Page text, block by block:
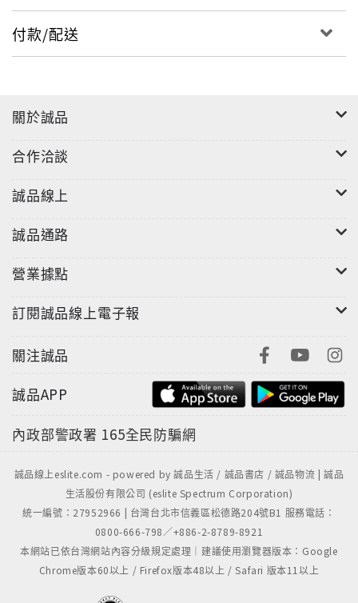
編者的話:
騎重機一直是我的個人嗜好與消遣。前陣子剛好在朋友
集中在 1980～1990 年代的日系仿賽車款：250c.c. 的二
1000c.c. 的大排氣量仿賽。這些純日製重機最輝煌時期
的作品，卻正好落在1982～2002 年間國內禁止進口的
年代，無法透過正常管道擁有它們，遂成了那個世代摩
托車迷心中共同的遺憾。
想像，才在時間的推移下，被賦予了新的任務。站在護
衣、熟練地踩發引擎，隨著綠燈亮起魚貫而出。二行程
屬於那個年代的氣味。那一刻，奔馳的不只是機械本
以及年少時對摩托車毫無保留的熱情。
TopGear Taiwan極速誌
數十年來，BBC TopGear一直是全球汽車雜誌的頂尖品
牌與權威指標，與英國TopGear雜誌同步的特別報導與
專題試車，使台灣版《TopGear Taiwan 極速誌》擁有
付款/配送
關於誠品
合作洽談
誠品線上
誠品通路
營業據點
訂閱誠品線上電子報
關注誠品
誠品APP
內政部警政署 165全民防騙網
誠品線上eslite.com - powered by 誠品生活 / 誠品書店 / 誠品物流 | 誠品
生活股份有限公司 (eslite Spectrum Corporation)
統一編號：27952966 | 台灣台北市信義區松德路204號B1 服務電話：
0800-666-798／+886-2-8789-8921
本網站已依台灣網站內容分級規定處理｜建議使用瀏覽器版本：Google
Chrome版本60以上 / Firefox版本48以上 / Safari 版本11以上